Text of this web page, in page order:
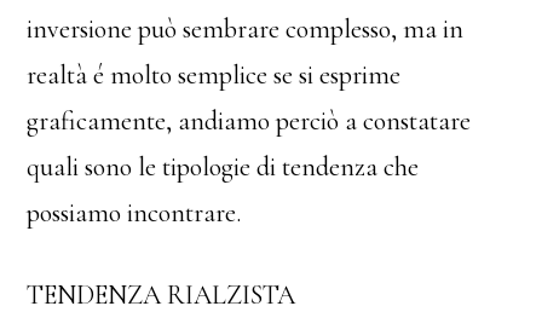
inversione può sembrare complesso, ma in
realtà é molto semplice se si esprime
graficamente, andiamo perciò a constatare
quali sono le tipologie di tendenza che
possiamo incontrare.
TENDENZA RIALZISTA